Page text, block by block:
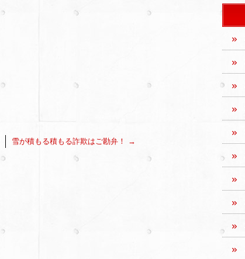
雪が積もる積もる詐欺はご勘弁！ →